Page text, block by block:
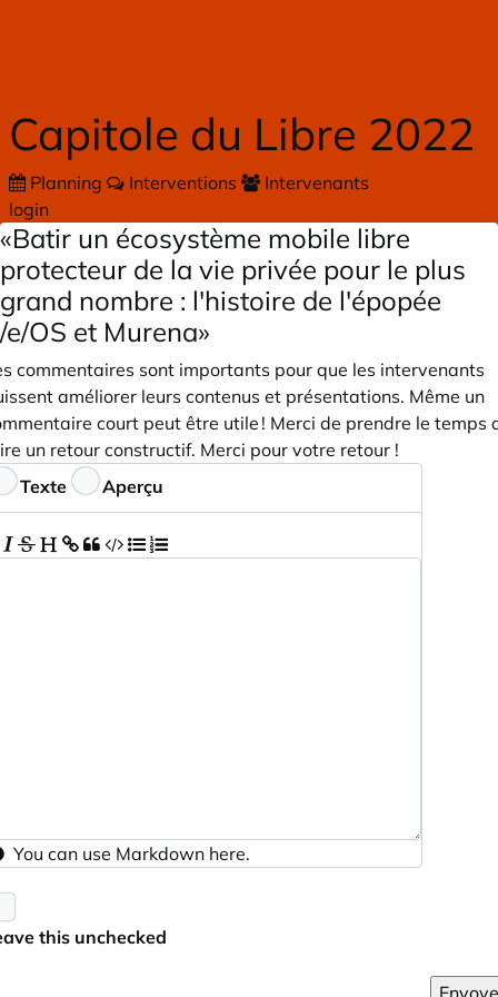
Capitole du Libre 2022
Planning Interventions
Intervenants
login
«Batir un écosystème mobile libre
protecteur de la vie privée pour le plus
grand nombre : l'histoire de l'épopée
/e/OS et Murena»
commentaires sont importants pour que les intervenants
améliorer leurs contenus et présentations. Même un
court peut être utile ! Merci de prendre le temps
un retour constructif. Merci pour votre retour !
Texte Aperçu
You can use Markdown here.
this unchecked